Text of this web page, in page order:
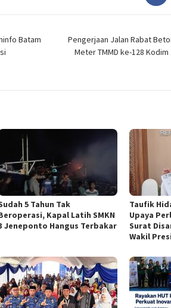
Batam
Pengerjaan Jalan Rabat
Meter TMMD ke-128
5 Tahun Tak
Kapal Latih SMKN
Jeneponto Hangus Terbakar
Taufik
Upaya
Surat
Wakil